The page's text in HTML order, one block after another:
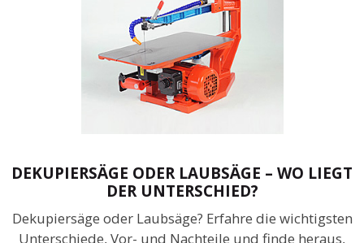
DEKUPIERSÄGE ODER LAUBSÄGE – WO LIEGT
DER UNTERSCHIED?
Dekupiersäge oder Laubsäge? Erfahre die wichtigsten
Unterschiede, Vor- und Nachteile und finde heraus,